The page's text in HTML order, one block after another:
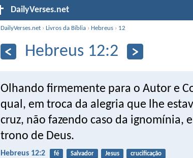
DailyVerses.net
DailyVerses.net ›Livros da Bíblia › Hebreus › 12
Hebreus 12:2
Olhando firmemente para o Autor e
qual, em troca da alegria que lhe
cruz, não fazendo caso da ignomínia,
trono de Deus.
Hebreus 12:2 fé Salvador Jesus crucificação